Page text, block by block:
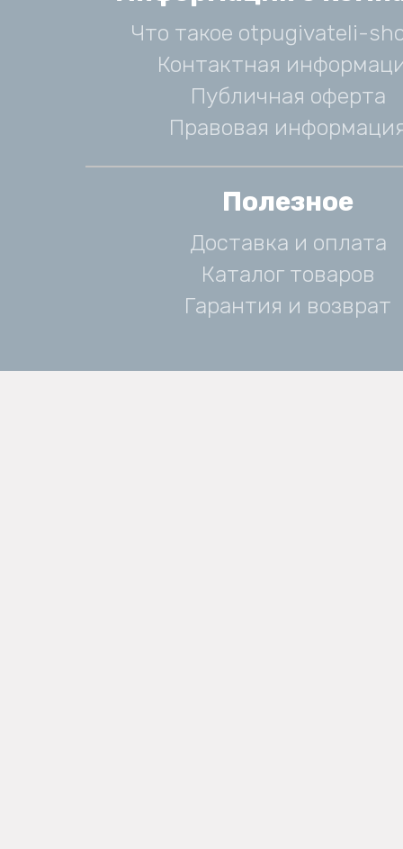
Что такое otpugivateli-
Контактная
Публичная оферта
Правовая
Полезное
Доставка и оплата
Каталог товаров
Гарантия и возврат